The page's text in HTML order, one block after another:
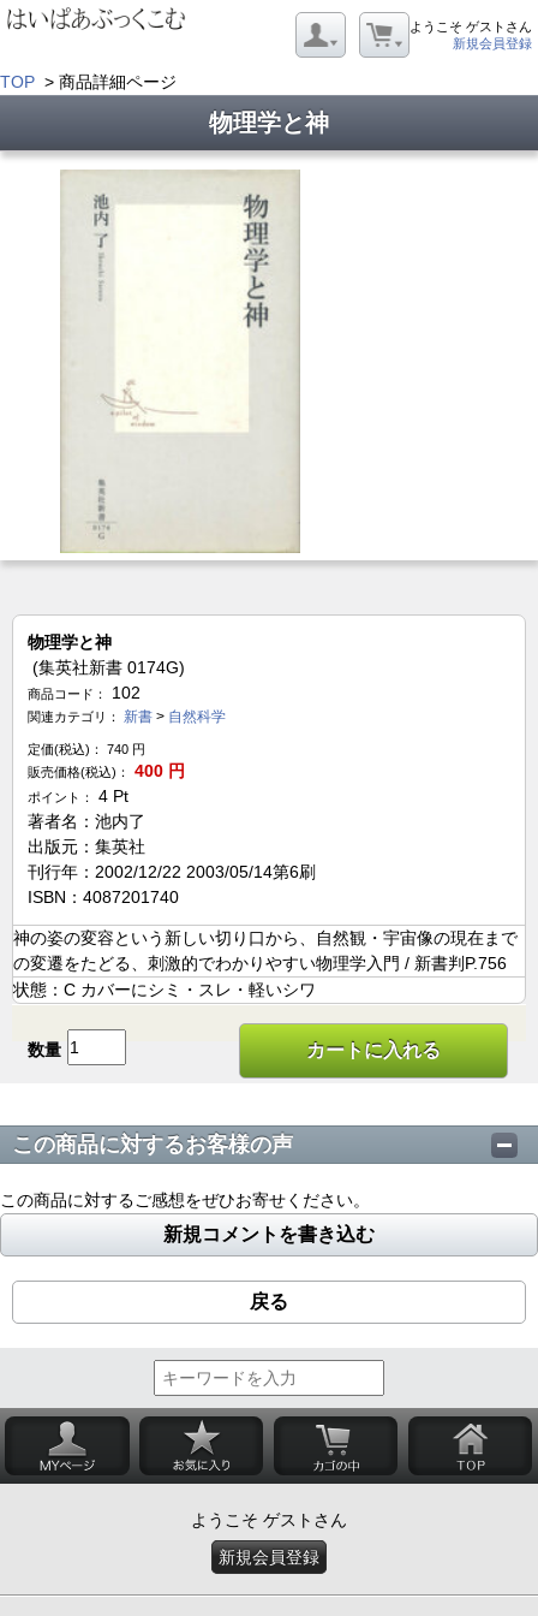
ようこそ ゲストさん
新規会員登録
TOP > 商品詳細ページ
物理学と神
物理学と神
(集英社新書 0174G)
商品コード： 102
関連カテゴリ： 新書 > 自然科学
定価(税込)： 740 円
販売価格(税込)：
400 円
ポイント： 4 Pt
著者名：池内了
出版元：集英社
刊行年：2002/12/22 2003/05/14第6刷
ISBN：4087201740
神の姿の変容という新しい切り口から、自然観・宇宙像の現在まで
の変遷をたどる、刺激的でわかりやすい物理学入門 / 新書判P.756
状態：C カバーにシミ・スレ・軽いシワ
数量 カートに入れる
この商品に対するお客様の声
この商品に対するご感想をぜひお寄せください。
新規コメントを書き込む
戻る
ようこそ ゲストさん
新規会員登録